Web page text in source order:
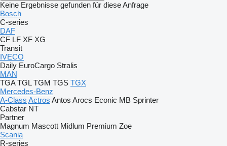
Keine Ergebnisse gefunden für diese Anfrage
Bosch
C-series
DAF
CF LF XF XG
Transit
IVECO
Daily EuroCargo Stralis
MAN
TGA TGL TGM TGS TGX
Mercedes-Benz
A-Class Actros Antos Arocs Econic MB Sprinter
Cabstar NT
Partner
Magnum Mascott Midlum Premium Zoe
Scania
R-series